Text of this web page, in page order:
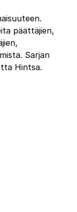
päättäjien,
Sarjan
Hintsa.